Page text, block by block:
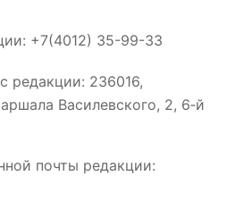
+7(4012) 35-99-33
редакции: 236016,
Василевского, 2, 6‑й
почты редакции: